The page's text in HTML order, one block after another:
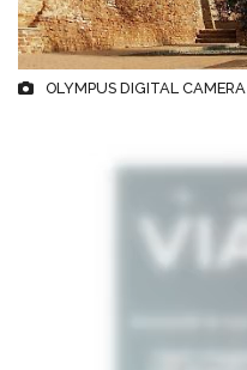
OLYMPUS DIGITAL CAMERA